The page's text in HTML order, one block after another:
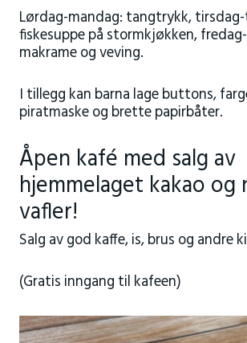
Lørdag-mandag: tangtrykk,
fiskesuppe på stormkjøkken,
makrame og veving.
I tillegg kan barna lage buttons,
piratmaske og brette papirbåter.
Åpen kafé med salg av
hjemmelaget kakao
vafler!
Salg av god kaffe, is, brus og andre
(Gratis inngang til kafeen)